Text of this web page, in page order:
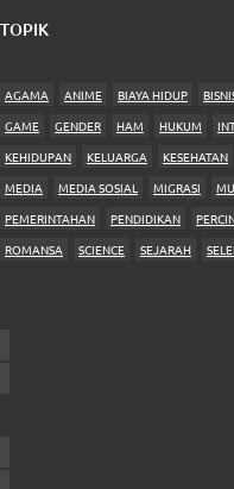
TOPIK
AGAMA ANIME BIAYA HIDUP
GAME
GENDER HAM HUKUM
KEHIDUPAN
KELUARGA KESEHATAN
MEDIA
MEDIA SOSIAL MIGRASI
PEMERINTAHAN
PENDIDIKAN
ROMANSA
SCIENCE SEJARAH